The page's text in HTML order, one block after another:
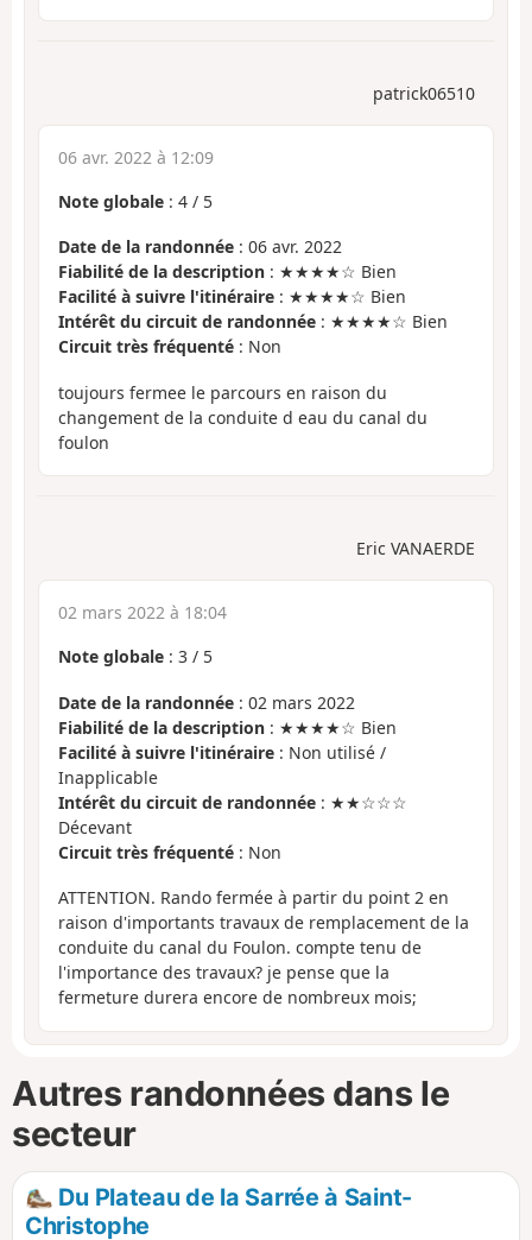
patrick06510
06 avr. 2022 à 12:09
Note globale : 4 / 5
Date de la randonnée : 06 avr. 2022
Fiabilité de la description : ★★★★☆ Bien
Facilité à suivre l'itinéraire : ★★★★☆ Bien
Intérêt du circuit de randonnée : ★★★★☆ Bien
Circuit très fréquenté : Non
toujours fermee le parcours en raison du
changement de la conduite d eau du canal du
foulon
Eric VANAERDE
02 mars 2022 à 18:04
Note globale : 3 / 5
Date de la randonnée : 02 mars 2022
Fiabilité de la description : ★★★★☆ Bien
Facilité à suivre l'itinéraire : Non utilisé /
Inapplicable
Intérêt du circuit de randonnée : ★★☆☆☆
Décevant
Circuit très fréquenté : Non
ATTENTION. Rando fermée à partir du point 2 en
raison d'importants travaux de remplacement de la
conduite du canal du Foulon. compte tenu de
l'importance des travaux? je pense que la
fermeture durera encore de nombreux mois;
Autres randonnées dans le
secteur
Du Plateau de la Sarrée à Saint-
Christophe